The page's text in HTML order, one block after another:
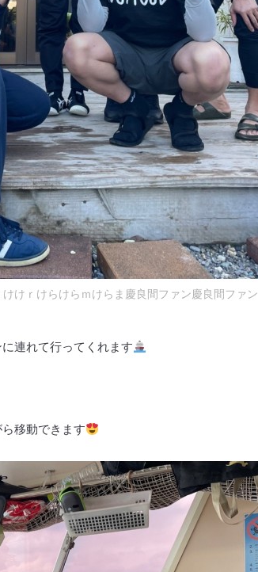
けｒけらけらｍけらま慶良間ファン慶良間ファン
連れて行ってくれます
移動できます